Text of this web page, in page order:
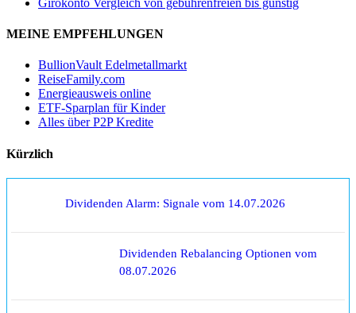
MEINE EMPFEHLUNGEN
BullionVault Edelmetallmarkt
ReiseFamily.com
Energieausweis online
ETF-Sparplan für Kinder
Alles über P2P Kredite
Kürzlich
Dividenden Alarm: Signale vom 14.07.2026
Dividenden Rebalancing Optionen vom
08.07.2026